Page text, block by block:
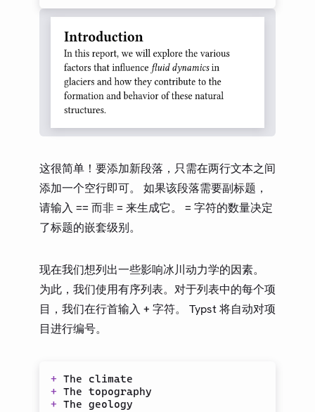
这很简单！要添加新段落，只需在两行文本之间
添加一个空行即可。 如果该段落需要副标题，
请输入 == 而非 = 来生成它。 = 字符的数量决定
了标题的嵌套级别。
现在我们想列出一些影响冰川动力学的因素。
为此，我们使用有序列表。对于列表中的每个项
目，我们在行首输入 + 字符。 Typst 将自动对项
目进行编号。
+
+
+